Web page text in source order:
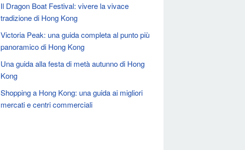
Il Dragon Boat Festival: vivere la vivace
tradizione di Hong Kong
Victoria Peak: una guida completa al punto più
panoramico di Hong Kong
Una guida alla festa di metà autunno di Hong
Kong
Shopping a Hong Kong: una guida ai migliori
mercati e centri commerciali